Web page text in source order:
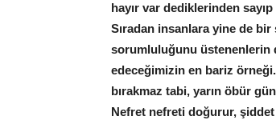
hayır var dediklerinden
Sıradan insanlara yine de
sorumluluğunu üstenenlerin
edeceğimizin en bariz örneği.
bırakmaz tabi, yarın öbür
Nefret nefreti doğurur,